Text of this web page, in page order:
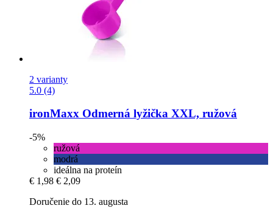
2 varianty
5.0 (4)
ironMaxx Odmerná lyžička XXL, ružová
-5%
ružová
modrá
ideálna na proteín
€ 1,98 € 2,09
Doručenie do 13. augusta